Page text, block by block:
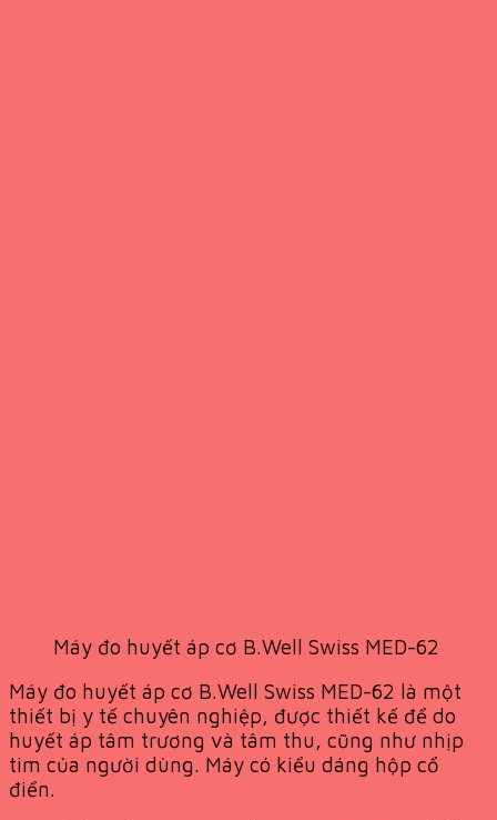
Máy đo huyết áp cơ B.Well Swiss MED-62
Máy đo huyết áp cơ B.Well Swiss MED-62 là một
thiết bị y tế chuyên nghiệp, được thiết kế để do
huyết áp tâm trương và tâm thu, cũng như nhịp
tim của người dùng. Máy có kiểu dáng hộp cổ
điển.